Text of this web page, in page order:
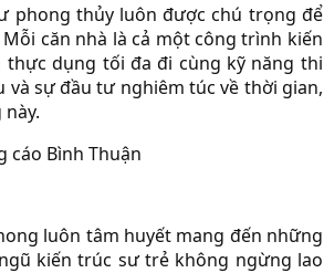
phong thủy luôn được chú trọng để
căn nhà là cả một công trình kiến
dụng tối đa đi cùng kỹ năng thi
và sự đầu tư nghiêm túc về thời gian,
luôn tâm huyết mang đến những
kiến trúc sư trẻ không ngừng lao